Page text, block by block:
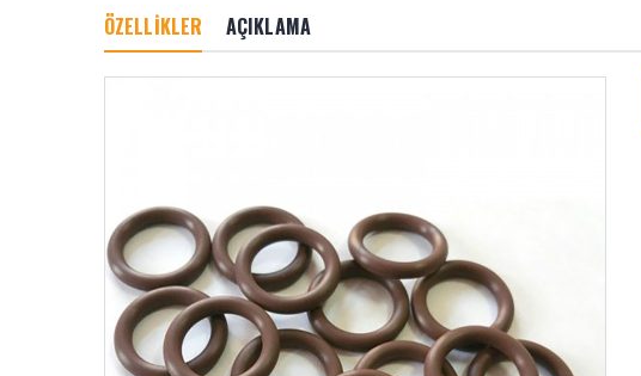
ÖZELLİKLER AÇIKLAMA